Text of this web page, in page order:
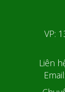
VP:
Liên